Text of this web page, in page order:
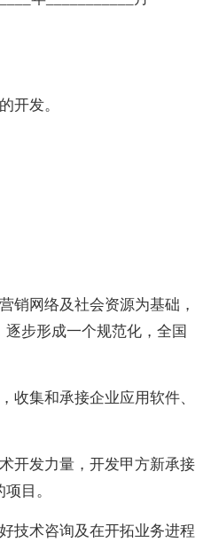
开发。
销网络及社会资源为基础，
步形成一个规范化，全国
收集和承接企业应用软件、
开发力量，开发甲方新承接
目。
技术咨询及在开拓业务进程